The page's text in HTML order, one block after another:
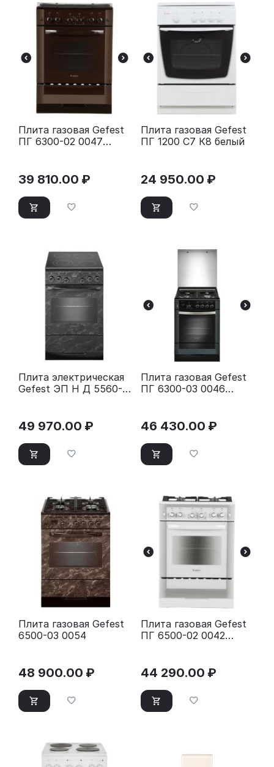
Плита газовая Gefest
ПГ 6300-02 0047
39 810.00 ₽
Плита газовая Gefest
ПГ 1200 С7 К8 белый
24 950.00 ₽
Плита электрическая
Gefest ЭП Н Д 5560-
49 970.00 ₽
Плита газовая Gefest
ПГ 6300-03 0046
46 430.00 ₽
Плита газовая Gefest
6500-03 0054
48 900.00 ₽
Плита газовая Gefest
ПГ 6500-02 0042
44 290.00 ₽